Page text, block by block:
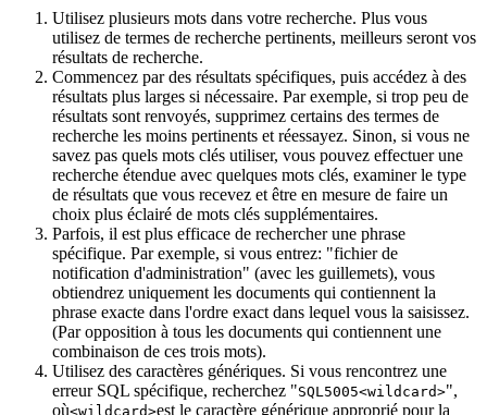
Utilisez plusieurs mots dans votre recherche. Plus vous
utilisez de termes de recherche pertinents, meilleurs seront vos
résultats de recherche.
Commencez par des résultats spécifiques, puis accédez à des
résultats plus larges si nécessaire. Par exemple, si trop peu de
résultats sont renvoyés, supprimez certains des termes de
recherche les moins pertinents et réessayez. Sinon, si vous ne
savez pas quels mots clés utiliser, vous pouvez effectuer une
recherche étendue avec quelques mots clés, examiner le type
de résultats que vous recevez et être en mesure de faire un
choix plus éclairé de mots clés supplémentaires.
Parfois, il est plus efficace de rechercher une phrase
spécifique. Par exemple, si vous entrez: "fichier de
notification d'administration" (avec les guillemets), vous
obtiendrez uniquement les documents qui contiennent la
phrase exacte dans l'ordre exact dans lequel vous la saisissez.
(Par opposition à tous les documents qui contiennent une
combinaison de ces trois mots).
Utilisez des caractères génériques. Si vous rencontrez une
erreur SQL spécifique, recherchez "SQL5005<wildcard>",
où<wildcard>est le caractère générique approprié pour la